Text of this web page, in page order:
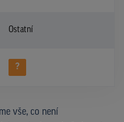
Ostatní
?
vše, co není